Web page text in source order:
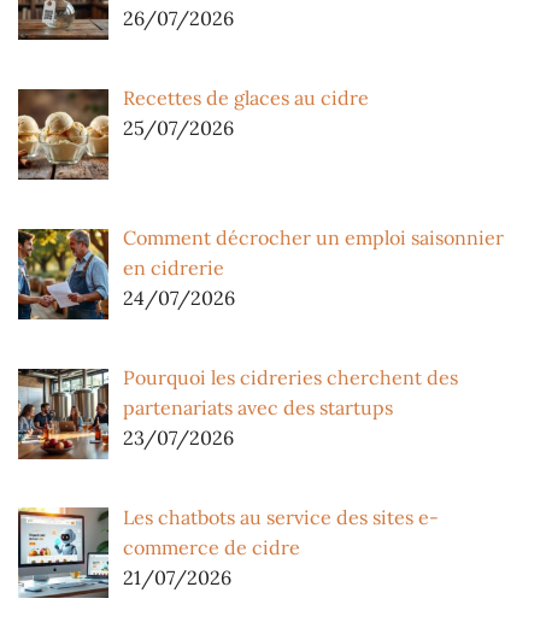
26/07/2026
Recettes de glaces au cidre
25/07/2026
Comment décrocher un emploi saisonnier
en cidrerie
24/07/2026
Pourquoi les cidreries cherchent des
partenariats avec des startups
23/07/2026
Les chatbots au service des sites e-
commerce de cidre
21/07/2026